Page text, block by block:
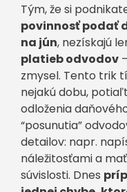
Tým, že si
povinnosť podať
na jún, nezískajú
platieb odvodov
zmysel. Tento trik
nejakú dobu,
odloženia
“posunutia”
detailov: napr.
náležitosťami a
súvislosti. Dnes